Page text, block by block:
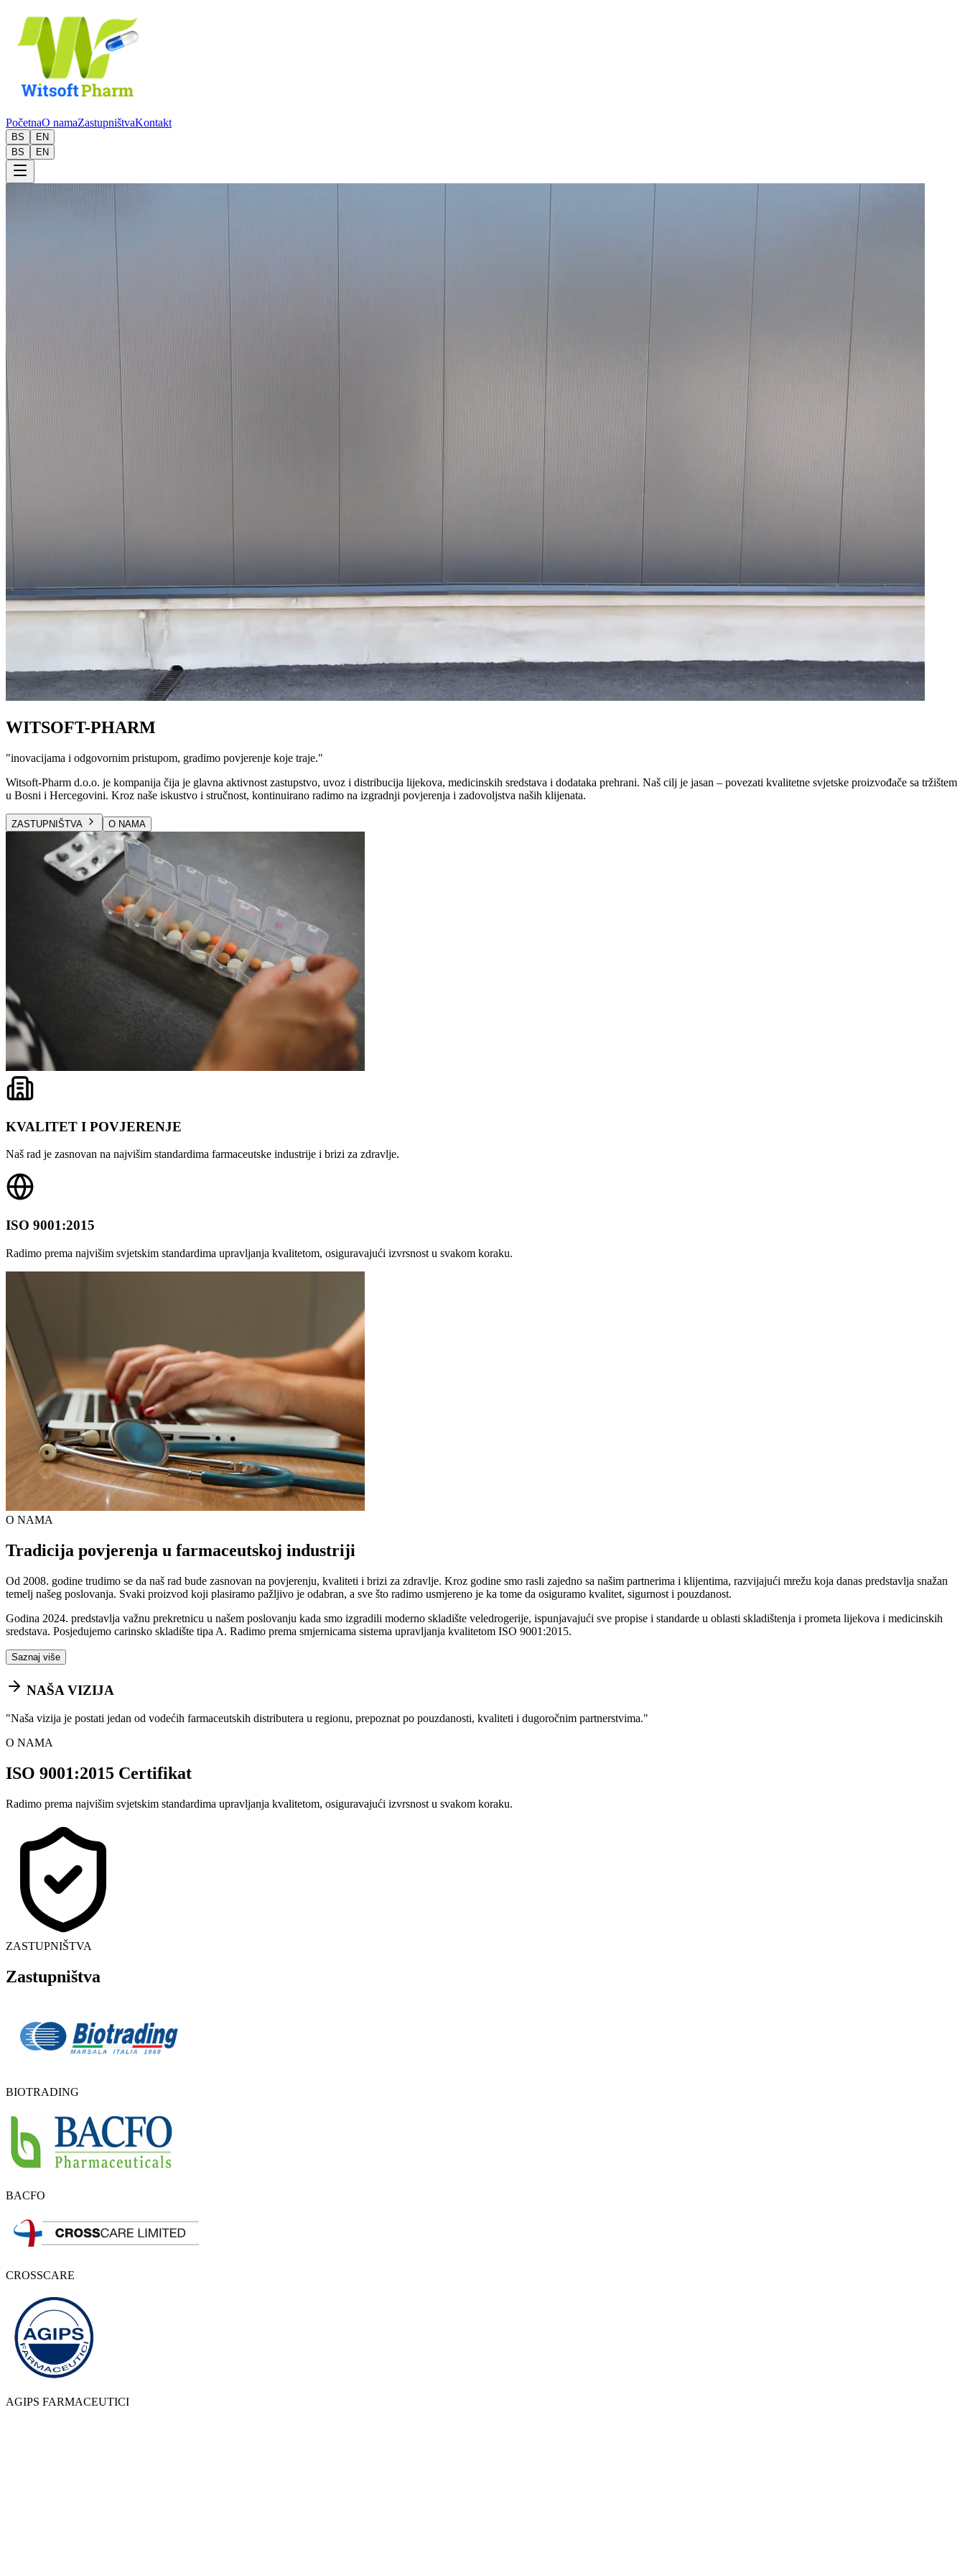
PočetnaO namaZastupništvaKontakt
BS
EN
BS
EN
WITSOFT-PHARM
"inovacijama i odgovornim pristupom, gradimo povjerenje koje traje."
Witsoft-Pharm d.o.o. je kompanija čija je glavna aktivnost zastupstvo, uvoz i distribucija lijekova, medicinskih sredstava i dodataka prehrani. Naš cilj je jasan – povezati kvalitetne svjetske proizvođače sa tržištem
u Bosni i Hercegovini. Kroz naše iskustvo i stručnost, kontinuirano radimo na izgradnji povjerenja i zadovoljstva naših klijenata.
ZASTUPNIŠTVA O NAMA
KVALITET I POVJERENJE
Naš rad je zasnovan na najvišim standardima farmaceutske industrije i brizi za zdravlje.
ISO 9001:2015
Radimo prema najvišim svjetskim standardima upravljanja kvalitetom, osiguravajući izvrsnost u svakom koraku.
O NAMA
Tradicija povjerenja u farmaceutskoj industriji
Od 2008. godine trudimo se da naš rad bude zasnovan na povjerenju, kvaliteti i brizi za zdravlje. Kroz godine smo rasli zajedno sa našim partnerima i klijentima, razvijajući mrežu koja danas predstavlja snažan
temelj našeg poslovanja. Svaki proizvod koji plasiramo pažljivo je odabran, a sve što radimo usmjereno je ka tome da osiguramo kvalitet, sigurnost i pouzdanost.
Godina 2024. predstavlja važnu prekretnicu u našem poslovanju kada smo izgradili moderno skladište veledrogerije, ispunjavajući sve propise i standarde u oblasti skladištenja i prometa lijekova i medicinskih
sredstava. Posjedujemo carinsko skladište tipa A. Radimo prema smjernicama sistema upravljanja kvalitetom ISO 9001:2015.
Saznaj više
NAŠA VIZIJA
"Naša vizija je postati jedan od vodećih farmaceutskih distributera u regionu, prepoznat po pouzdanosti, kvaliteti i dugoročnim partnerstvima."
O NAMA
ISO 9001:2015 Certifikat
Radimo prema najvišim svjetskim standardima upravljanja kvalitetom, osiguravajući izvrsnost u svakom koraku.
ZASTUPNIŠTVA
Zastupništva
BIOTRADING
BACFO
CROSSCARE
AGIPS FARMACEUTICI